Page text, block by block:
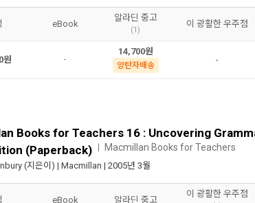
eBook
알라딘 중고
(1)
이 광활한 우주점
원 -
14,700원
양탄자배송
-
Books for Teachers 16 : Uncovering
(Paperback) Macmillan Books for Teachers
(지은이) | Macmillan | 2005년 3월
eBook 알라딘 중고
이 광활한 우주점